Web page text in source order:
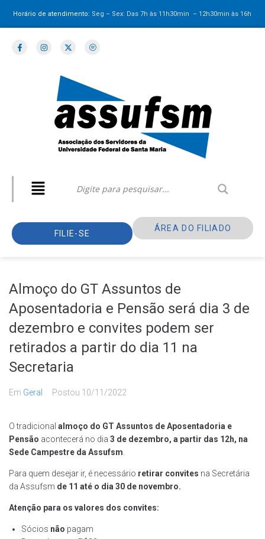
Horário de atendimento: Seg – Sex: Das 7h às 11h30min – 12h30minàs 16h
FILIE-SE
ÁREA DO FILIADO
Almoço do GT Assuntos de
Aposentadoria e Pensão será dia 3 de
dezembro e convites podem ser
retirados a partir do dia 11 na
Secretaria
Em Geral Postou 10/11/2022
O tradicional almoço do GT Assuntos de Aposentadoria e
Pensão acontecerá no dia 3 de dezembro, a partir das 12h, na
Sede Campestre da Assufsm.
Para quem desejar ir, é necessário retirar convites na Secretária
da Assufsm de 11 até o dia 30 de novembro.
Atenção para os valores dos convites:
Sócios não pagam